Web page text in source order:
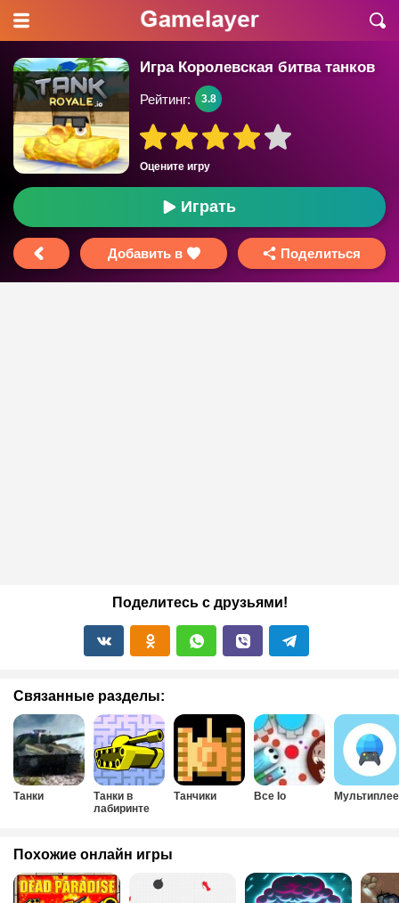
Игра Королевская битва танков
Оцените игру
Рейтинг: 3.8
Играть
Добавить в Поделиться
Поделитесь с друзьями!
Связанные разделы:
Танки
Танки в
лабиринте
Танчики Все Io
Похожие онлайн игры